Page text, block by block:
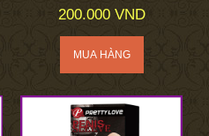
200.000 VND